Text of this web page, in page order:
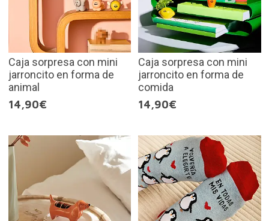
Caja sorpresa con mini
jarroncito en forma de
animal
14,90€
Caja sorpresa con mini
jarroncito en forma de
comida
14,90€